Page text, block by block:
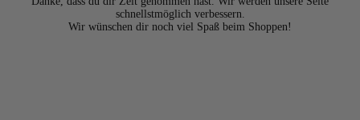
schnellstmöglich verbessern.
Wir wünschen dir noch viel Spaß beim Shoppen!